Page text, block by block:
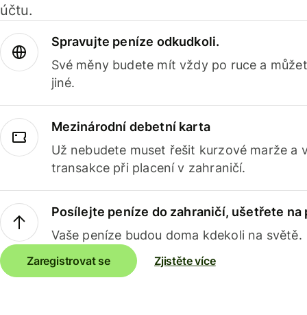
účtu.
Spravujte peníze odkudkoli.
Své měny budete mít vždy po ruce a
jiné.
Mezinárodní debetní karta
Už nebudete muset řešit kurzové marže a
transakce při placení v zahraničí.
Posílejte peníze do zahraničí, ušetřete na
Vaše peníze budou doma kdekoli na světě.
Zaregistrovat se Zjistěte více